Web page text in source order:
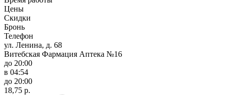
Цены
Скидки
Бронь
Телефон
ул. Ленина, д. 68
Витебская Фармация Аптека №16
до 20:00
в 04:54
до 20:00
18,75 р.